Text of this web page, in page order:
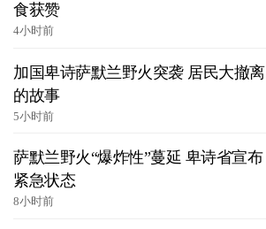
食获赞
4小时前
加国卑诗萨默兰野火突袭 居民大撤离
的故事
5小时前
萨默兰野火“爆炸性”蔓延 卑诗省宣布
紧急状态
8小时前